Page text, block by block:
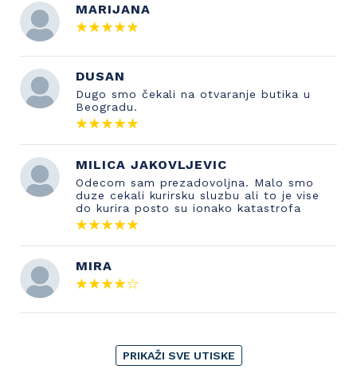
MARIJANA
DUSAN
Dugo smo čekali na otvaranje butika u
Beogradu.
MILICA JAKOVLJEVIC
Odecom sam prezadovoljna. Malo smo
duze cekali kurirsku sluzbu ali to je vise
do kurira posto su ionako katastrofa
MIRA
PRIKAŽI SVE UTISKE